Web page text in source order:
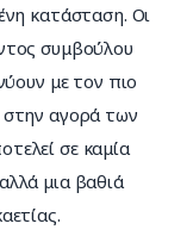
κατάσταση. Οι
συμβούλου
με τον πιο
στην αγορά των
σε καμία
μια βαθιά